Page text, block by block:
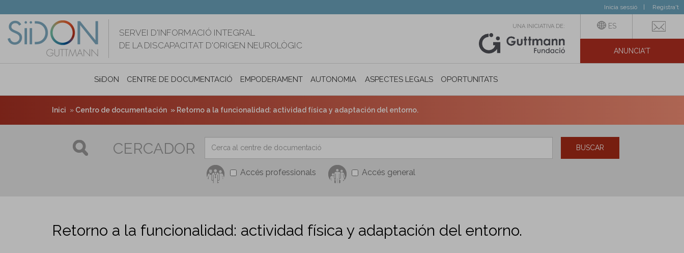
contingut
Inicia sessió Registra't
SERVEI D'INFORMACIÓ INTEGRAL
DE LA DISCAPACITAT D'ORIGEN NEUROLÒGIC
UNA INICIATIVA DE: ES
ANUNCIA'T
SiiDON CENTRE DE DOCUMENTACIÓ EMPODERAMENT AUTONOMIA PERSONAL I INCLUSIÓ SOCIAL
ASPECTES LEGALS OPORTUNITATS
Inici Centro de documentación Retorno a la funcionalidad: actividad física y adaptación del entorno.
CERCADOR
Accés professionals Accés general
BUSCAR
Retorno a la funcionalidad: actividad física y adaptación del entorno.